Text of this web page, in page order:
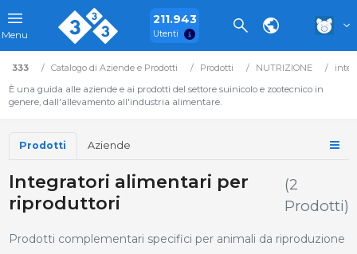
Menu
211.943
Utenti
333 Catalogo di Aziende e Prodotti Prodotti NUTRIZIONE
È una guida alle aziende e ai prodotti del settore suinicolo e zootecnico in
genere, dall'allevamento all'industria alimentare.
Prodotti Aziende
Integratori alimentari per
riproduttori
(2
Prodotti)
Prodotti complementari specifici per animali da riproduzione